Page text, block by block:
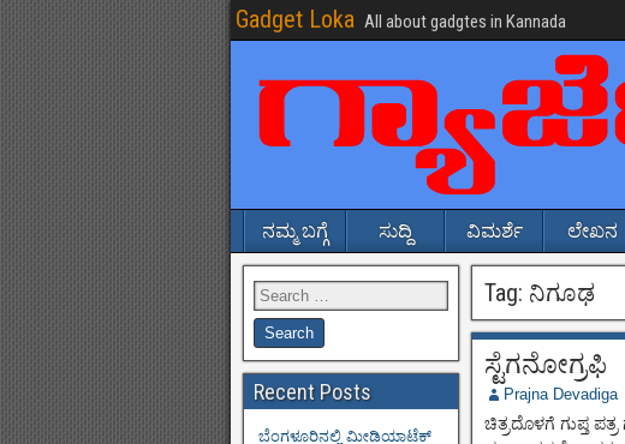
Gadget Loka All about gadgtes in Kannada
ನಮ್ಮ ಬಗ್ಗೆ ಸುದ್ದಿ ವಿಮರ್ಶೆ ಲೇಖನ
Tag: ನಿಗೂಢ
ಸ್ಟೆಗನೋಗ್ರಫಿ
Prajna Devadiga
ಚಿತ್ರದೊಳಗೆ ಗುಪ್ತ
Recent Posts
ಬೆಂಗಳೂರಿನಲ್ಲಿ ಮೀಡಿಯಾಟೆಕ್‌